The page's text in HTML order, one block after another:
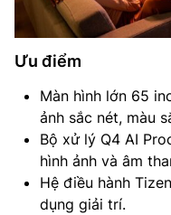
Ưu điểm
Màn hình lớn 65
ảnh sắc nét, màu
Bộ xử lý Q4 AI
hình ảnh và âm
Hệ điều hành
dụng giải trí.